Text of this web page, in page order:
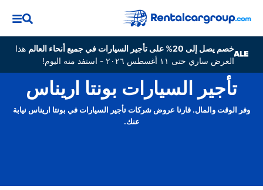
خصم يصل إلى 20% على تأجير السيارات في جميع أنحاء العالم
هذا
العرض ساري حتى ١١ أغسطس ٢٠٢٦ - استفد منه اليوم!
تأجير السيارات بونتا اريناس
وفر الوقت والمال. قارنا عروض شركات تأجير السيارات في بونتا اريناس نيابة
عنك.